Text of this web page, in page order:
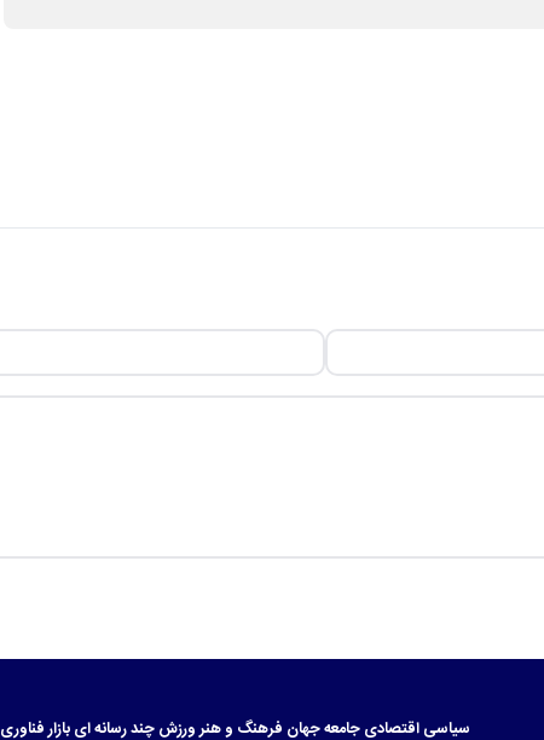
سیاسیاقتصادیجامعهجهان فرهنگ و هنرورزشچند رسانه ایبازارفناوری